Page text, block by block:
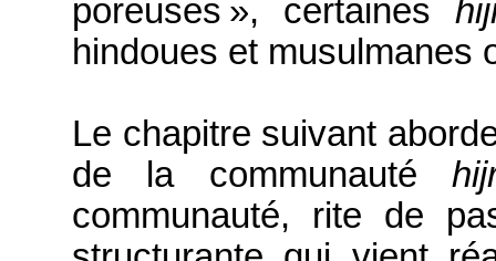
poreuses », certaines
hindoues et musulmanes
Le chapitre suivant
de la communauté
communauté, rite de